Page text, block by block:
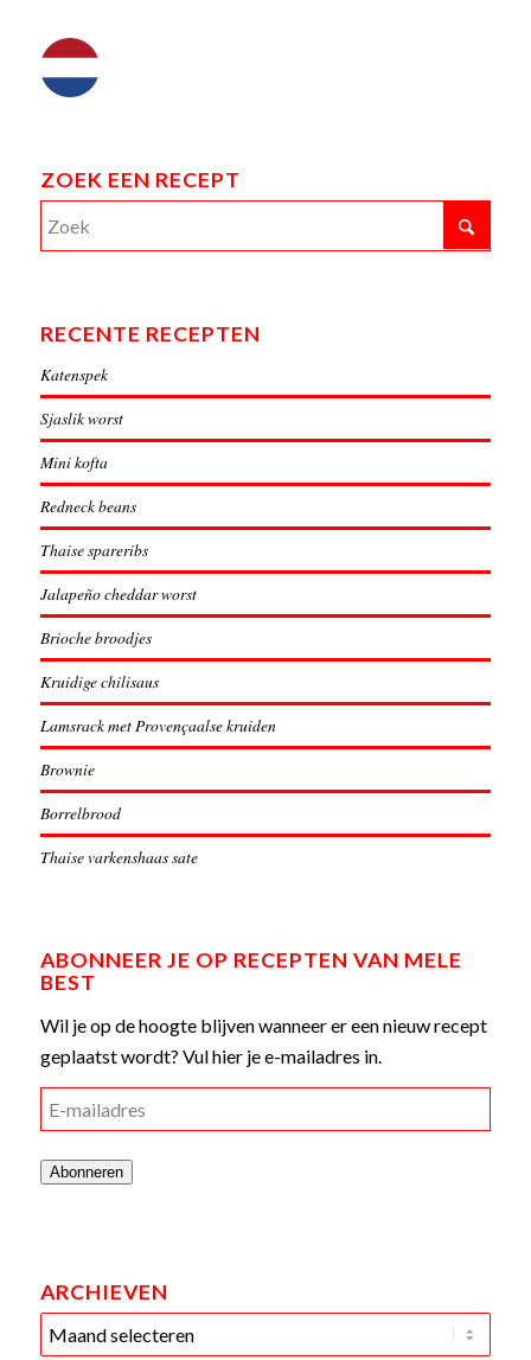
ZOEK EEN RECEPT
RECENTE RECEPTEN
Katenspek
Sjaslik worst
Mini kofta
Redneck beans
Thaise spareribs
Jalapeño cheddar worst
Brioche broodjes
Kruidige chilisaus
Lamsrack met Provençaalse kruiden
Brownie
Borrelbrood
Thaise varkenshaas sate
ABONNEER JE OP RECEPTEN VAN MELE
BEST
Wil je op de hoogte blijven wanneer er een nieuw recept
geplaatst wordt? Vul hier je e-mailadres in.
E-
mailadres
Abonneren
ARCHIEVEN